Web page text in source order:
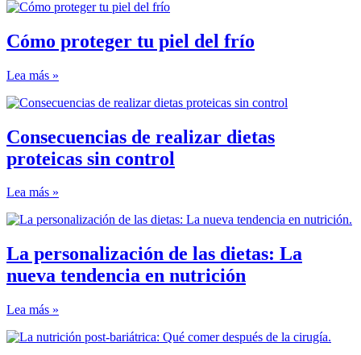
Cómo proteger tu piel del frío
Lea más »
Consecuencias de realizar dietas
proteicas sin control
Lea más »
La personalización de las dietas: La
nueva tendencia en nutrición
Lea más »